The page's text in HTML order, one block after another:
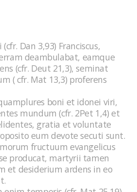
Dan 3,93) Franciscus,
deambulabat, eamque
(cfr. Deut 21,3), seminat
( cfr. Mat 13,3) proferens
boni et idonei viri,
mundum (cfr. 2Pet 1,4) et
gratia et voluntate
eum devote secuti sunt.
fructuum evangelicus
producat, martyrii tamen
et desiderium ardens in eo